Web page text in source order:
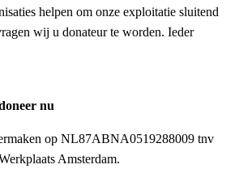
helpen om onze exploitatie sluitend
wij u donateur te worden. Ieder
nu
op NL87ABNA0519288009 tnv
Amsterdam.